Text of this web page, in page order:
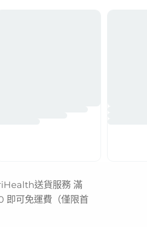
送貨服務 滿
即可免運費（僅限首